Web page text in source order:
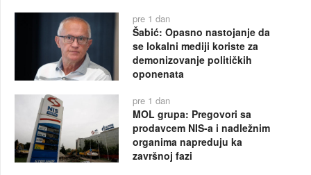
pre 1 dan
Šabić: Opasno nastojanje da
se lokalni mediji koriste za
demonizovanje političkih
oponenata
pre 1 dan
MOL grupa: Pregovori sa
prodavcem NIS-a i nadležnim
organima napreduju ka
završnoj fazi